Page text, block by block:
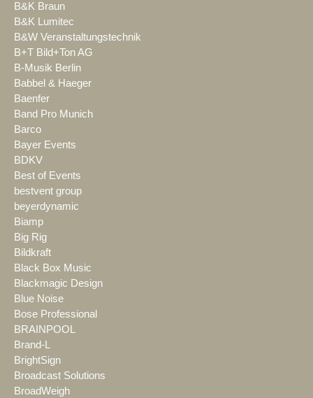
B&K Braun
B&K Lumitec
B&W Veranstaltungstechnik
B+T Bild+Ton AG
B-Musik Berlin
Babbel & Haeger
Baenfer
Band Pro Munich
Barco
Bayer Events
BDKV
Best of Events
bestvent group
beyerdynamic
Biamp
Big Rig
Bildkraft
Black Box Music
Blackmagic Design
Blue Noise
Bose Professional
BRAINPOOL
Brand-L
BrightSign
Broadcast Solutions
BroadWeigh